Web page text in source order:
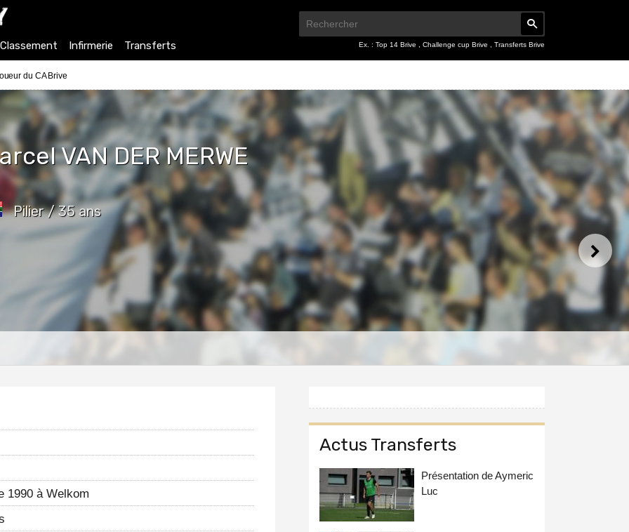
Ex. : Top 14 Brive Challenge cup Brive Transferts Brive
Classement Infirmerie Transferts
du CA Brive
VAN DER MERWE
Pilier / 35 ans
1990 à Welkom
Actus Transferts
Présentation de Aymeric
Luc